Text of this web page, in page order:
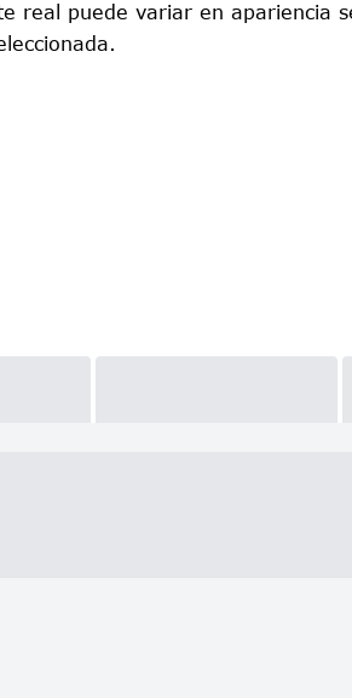
real puede variar en apariencia